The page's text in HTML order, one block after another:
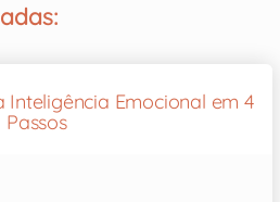
Inteligência Emocional em 4
Passos